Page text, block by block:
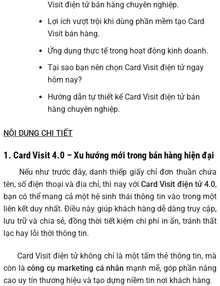
Visit điện tử bán hàng chuyên nghiệp.
Lợi ích vượt trội khi dùng phần mềm tạo Card
Visit bán hàng.
Ứng dụng thực tế trong hoạt động kinh doanh.
Tại sao bạn nên chọn Card Visit điện tử ngay
hôm nay?
Hướng dẫn tự thiết kế Card Visit điện tử bán
hàng chuyên nghiệp.
NỘI DUNG CHI TIẾT
1. Card Visit 4.0 – Xu hướng mới trong bán hàng hiện đại
Nếu như trước đây, danh thiếp giấy chỉ đơn thuần chứa
tên, số điện thoại và địa chỉ, thì nay vớiCard Visit điện tử 4.0,
bạn có thể mang cả một hệ sinh thái thông tin vào trong một
liên kết duy nhất. Điều này giúp khách hàng dễ dàng truy cập,
lưu trữ và chia sẻ, đồng thời tiết kiệm chi phí in ấn, tránh thất
lạc hay lỗi thời thông tin.
Card Visit điện tử không chỉ là một tấm thẻ thông tin, mà
còn làcông cụ marketing cá nhân mạnh mẽ, góp phần nâng
cao uy tín thương hiệu và tạo dựng niềm tin nơi khách hàng.